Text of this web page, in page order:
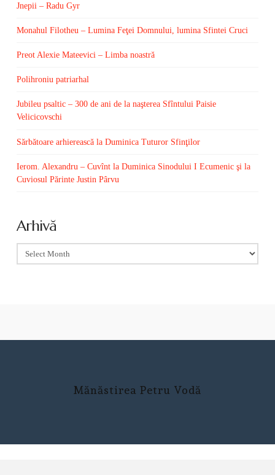
Jnepii – Radu Gyr
Monahul Filotheu – Lumina Feţei Domnului, lumina Sfintei Cruci
Preot Alexie Mateevici – Limba noastră
Polihroniu patriarhal
Jubileu psaltic – 300 de ani de la naşterea Sfîntului Paisie
Velicicovschi
Sărbătoare arhierească la Duminica Tuturor Sfinţilor
Ierom. Alexandru – Cuvînt la Duminica Sinodului I Ecumenic şi la
Cuviosul Părinte Justin Pârvu
Arhivă
Arhivă
Mănăstirea Petru Vodă